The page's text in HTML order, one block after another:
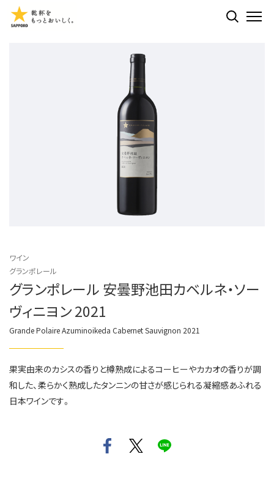
検索する
ワイン
グランポレール
グランポレール 安曇野池田カベルネ・ソー
ヴィニヨン 2021
Grande Polaire Azuminoikeda Cabernet Sauvignon 2021
果実由来のカシスの香りと樽熟成によるコーヒーやカカオの香りが調
和した、柔らかく熟成したタンニンの甘さが感じられる凝縮感あふれる
日本ワインです。